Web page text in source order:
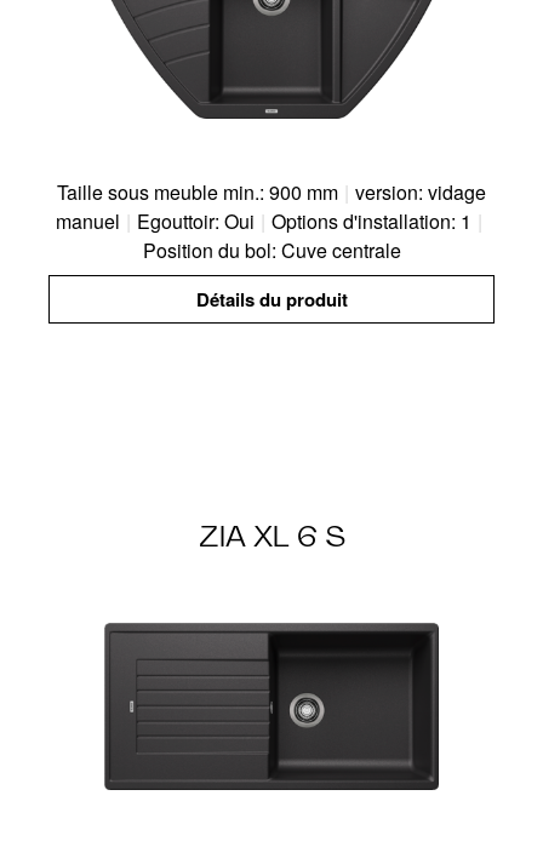
Taille sous meuble min.: 900 mm | version: vidage
manuel | Egouttoir: Oui | Options d'installation: 1 |
Position du bol: Cuve centrale
Détails du produit
ZIA XL 6 S